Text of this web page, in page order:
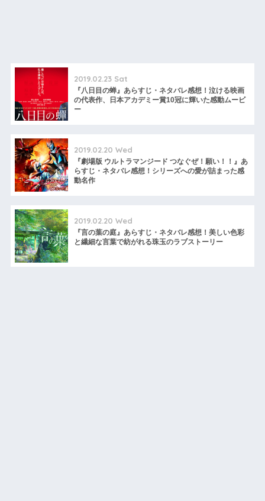
2019.02.23 Sat
『八日目の蝉』あらすじ・ネタバレ感想！泣ける映画
の代表作、日本アカデミー賞10冠に輝いた感動ムービ
ー
2019.02.20 Wed
『劇場版 ウルトラマンジード つなぐぜ！願い！！』あ
らすじ・ネタバレ感想！シリーズへの愛が詰まった感
動名作
2019.02.20 Wed
『言の葉の庭』あらすじ・ネタバレ感想！美しい色彩
と繊細な言葉で紡がれる珠玉のラブストーリー